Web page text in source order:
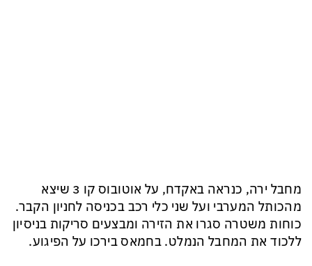
מחבל ירה, כנראה באקדח, על אוטובוס קו 3 שיצא
מהכותל המערבי ועל שני כלי רכב בכניסה לחניון הקבר.
כוחות משטרה סגרו את הזירה ומבצעים סריקות בניסיון
ללכוד את המחבל הנמלט. בחמאס בירכו על הפיגוע.